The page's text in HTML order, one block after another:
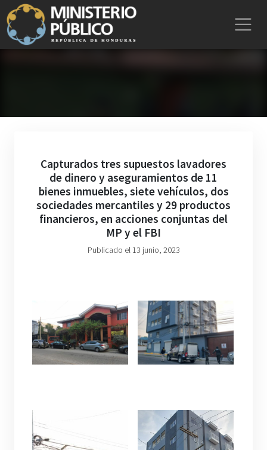
Capturados tres supuestos lavadores
de dinero y aseguramientos de 11
bienes inmuebles, siete vehículos, dos
sociedades mercantiles y 29 productos
financieros, en acciones conjuntas del
MP y el FBI
Publicado el 13 junio, 2023